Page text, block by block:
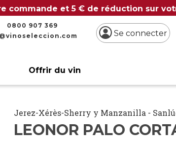
commande et 5 € de réduction sur
0800 907 369
Se connecter
Offrir du vin
Jerez-Xérès-Sherry y Manzanilla -
LEONOR PALO